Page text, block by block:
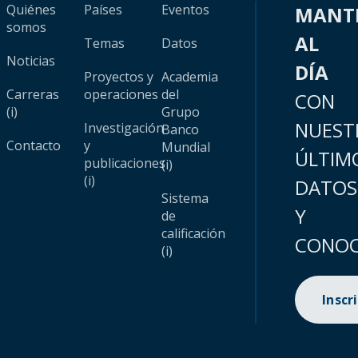
Quiénes
somos
Noticias
Carreras
(i)
Contacto
Países
Temas
Proyectos y
operaciones
Investigación
y
publicaciones
(i)
Eventos
Datos
Academia
del
Grupo
Banco
Mundial
(i)
Sistema
de
calificación
(i)
AL
DÍA
CON
DATOS
Y